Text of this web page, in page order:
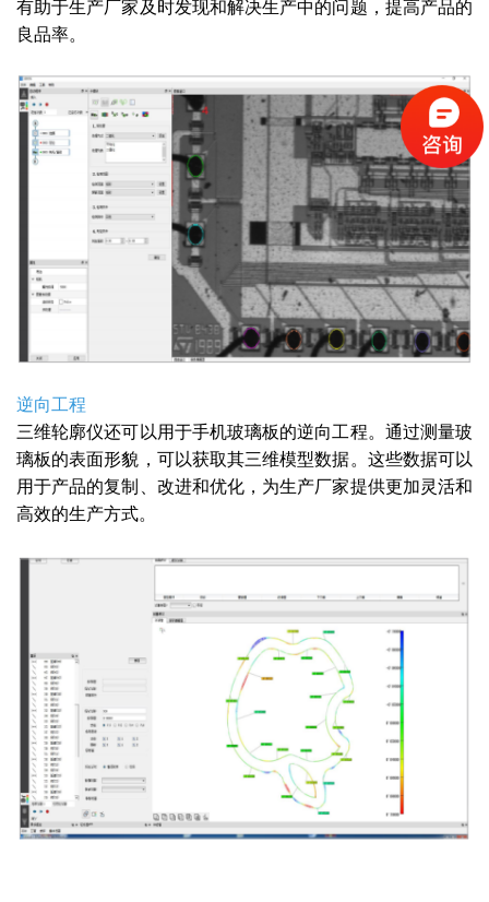
有助于生产厂家及时发现和解决生产中的问题，提高产品的
良品率。
逆向工程
三维轮廓仪还可以用于手机玻璃板的逆向工程。通过测量玻
璃板的表面形貌，可以获取其三维模型数据。这些数据可以
用于产品的复制、改进和优化，为生产厂家提供更加灵活和
高效的生产方式。